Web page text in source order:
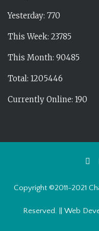
Yesterday: 770
This Week: 23785
This Month: 90485
Total: 1205446
Currently Online: 190
Copyright ©2011-2021
Reserved. || Web